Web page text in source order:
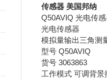
传感器 美国邦纳
Q50AVIQ 光电传
光电传感器
模拟量输出三角测
型号 Q50AVIQ
货号 3063863
工作模式 可调背